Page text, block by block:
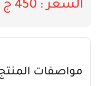
السعر : 450 ج بدلا من 850 ج
مواصفات